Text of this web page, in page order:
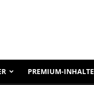
PREMIUM-INHALTE